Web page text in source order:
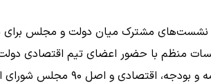
نشست‌های مشترک میان دولت و مجلس برای
خبر داد و گفت: جلسات منظم با حضور اعضای تیم اقتصادی
سازمان امور مالیاتی و رؤسای کمیسیون‌های برنامه و